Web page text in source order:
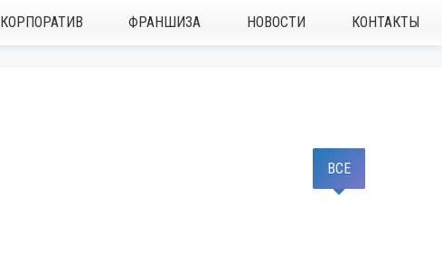
КОРПОРАТИВ ФРАНШИЗА НОВОСТИ КОНТАКТЫ
ВСЕ